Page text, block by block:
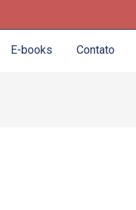
E-books Contato